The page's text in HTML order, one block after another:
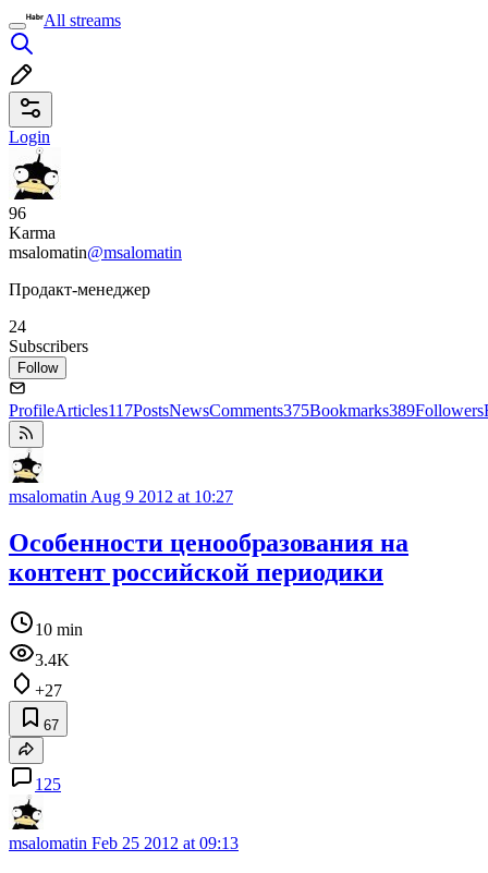
All streams
Login
96
Karma
msalomatin@msalomatin
Продакт-менеджер
24
Subscribers
Follow
ProfileArticles117PostsNewsComments375Bookmarks389Followers
msalomatin Aug 9 2012 at 10:27
Особенности ценообразования на
контент российской периодики
10 min
3.4K
+27
67
125
msalomatin Feb 25 2012 at 09:13